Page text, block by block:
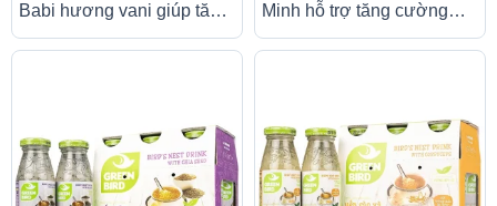
Babi hương vani giúp tăng
miễn dịch (4 hũ x 72g)
Minh hỗ trợ tăng cường
(30 viên)